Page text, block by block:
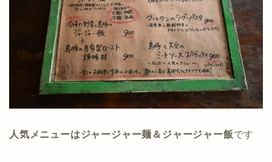
人気メニューはジャージャー麺＆ジャージャー飯です